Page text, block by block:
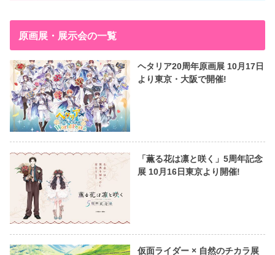
原画展・展示会の一覧
ヘタリア20周年原画展 10月17日
より東京・大阪で開催!
「薫る花は凛と咲く」5周年記念
展 10月16日東京より開催!
仮面ライダー × 自然のチカラ展